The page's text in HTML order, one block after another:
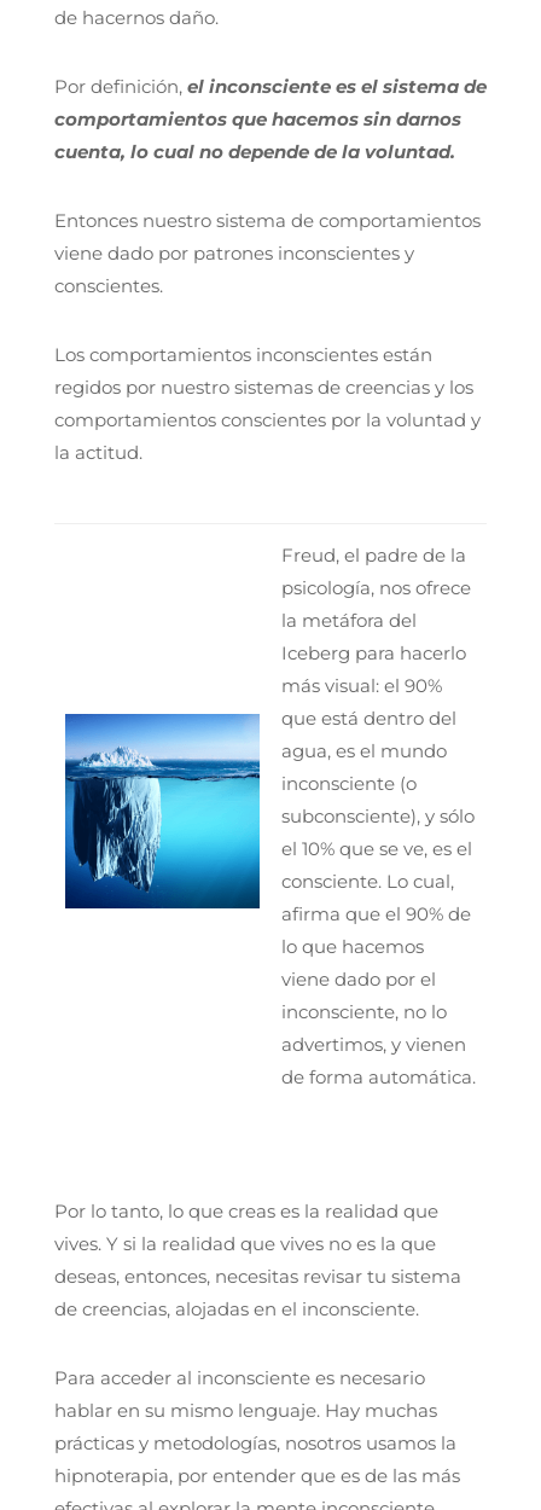
de hacernos daño.
Por definición, el inconsciente es el sistema de
comportamientos que hacemos sin darnos
cuenta, lo cual no depende de la voluntad.
Entonces nuestro sistema de comportamientos
viene dado por patrones inconscientes y
conscientes.
Los comportamientos inconscientes están
regidos por nuestro sistemas de creencias y los
comportamientos conscientes por la voluntad y
la actitud.
Freud, el padre de la
psicología, nos ofrece
la metáfora del
Iceberg para hacerlo
más visual: el 90%
que está dentro del
agua, es el mundo
inconsciente (o
subconsciente), y sólo
el 10% que se ve, es el
consciente. Lo cual,
afirma que el 90% de
lo que hacemos
viene dado por el
inconsciente, no lo
advertimos, y vienen
de forma automática.
Por lo tanto, lo que creas es la realidad que
vives. Y si la realidad que vives no es la que
deseas, entonces, necesitas revisar tu sistema
de creencias, alojadas en el inconsciente.
Para acceder al inconsciente es necesario
hablar en su mismo lenguaje. Hay muchas
prácticas y metodologías, nosotros usamos la
hipnoterapia, por entender que es de las más